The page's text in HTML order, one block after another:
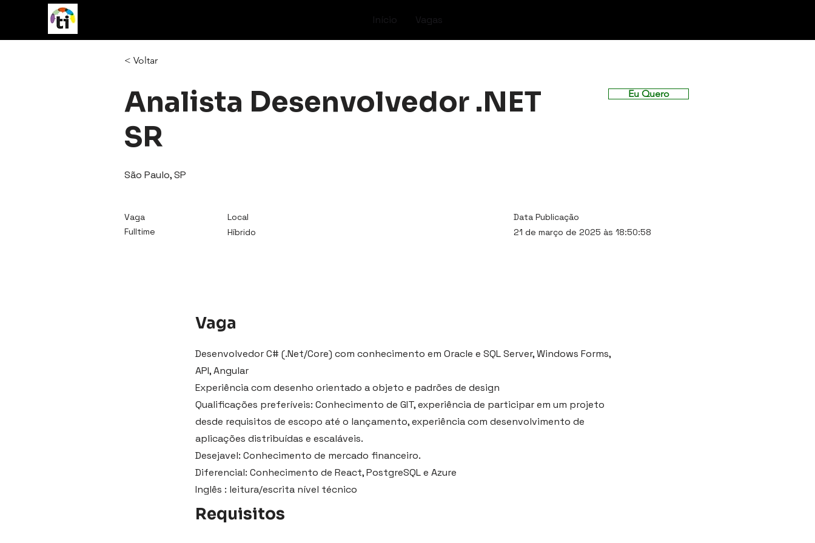
Início Vagas
< Voltar
Analista Desenvolvedor .NET
SR
Eu Quero
São Paulo, SP
Vaga
Fulltime
Local
Híbrido
Data Publicação
21 de março de 2025 às 18:50:58
Vaga
Desenvolvedor C# (.Net/Core) com conhecimento em Oracle e SQL Server, Windows Forms,
API, Angular
Experiência com desenho orientado a objeto e padrões de design
Qualificações preferíveis: Conhecimento de GIT, experiência de participar em um projeto
desde requisitos de escopo até o lançamento, experiência com desenvolvimento de
aplicações distribuídas e escaláveis.
Desejavel: Conhecimento de mercado financeiro.
Diferencial: Conhecimento de React, PostgreSQL e Azure
Inglês : leitura/escrita nível técnico
Requisitos